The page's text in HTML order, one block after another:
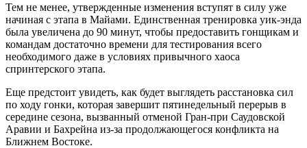
Тем не менее, утвержденные изменения вступят в силу уже
начиная с этапа в Майами. Единственная тренировка уик-энда
была увеличена до 90 минут, чтобы предоставить гонщикам и
командам достаточно времени для тестирования всего
необходимого даже в условиях привычного хаоса
спринтерского этапа.
Еще предстоит увидеть, как будет выглядеть расстановка сил
по ходу гонки, которая завершит пятинедельный перерыв в
середине сезона, вызванный отменой Гран-при Саудовской
Аравии и Бахрейна из-за продолжающегося конфликта на
Ближнем Востоке.